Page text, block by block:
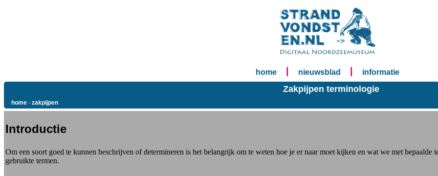
home nieuwsblad informatie
Zakpijpen terminologie
home - zakpijpen
Introductie
Om een soort goed te kunnen beschrijven of determineren is het belangrijk om te weten hoe je er naar moet kijken en wat we met
gebruikte termen.